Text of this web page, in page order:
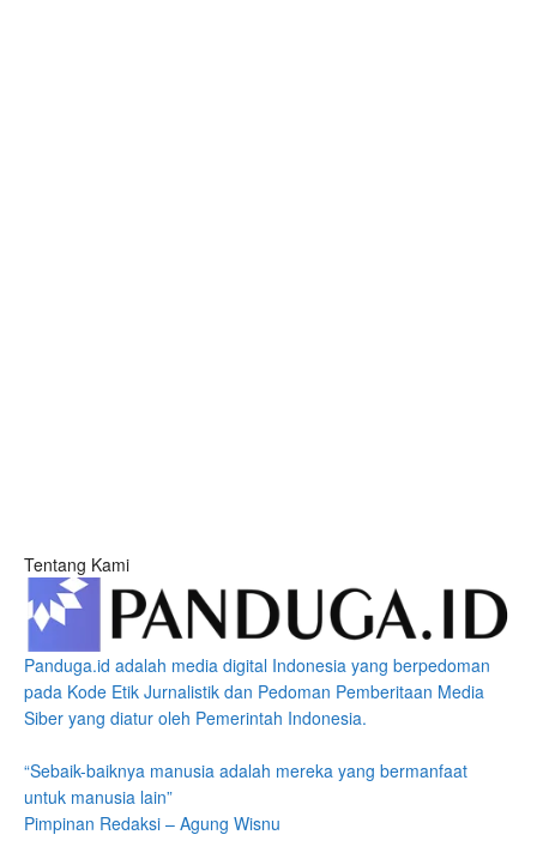
Tentang Kami
Panduga.id adalah media digital Indonesia yang berpedoman
pada Kode Etik Jurnalistik dan Pedoman Pemberitaan Media
Siber yang diatur oleh Pemerintah Indonesia.
“Sebaik-baiknya manusia adalah mereka yang bermanfaat
untuk manusia lain”
Pimpinan Redaksi – Agung Wisnu